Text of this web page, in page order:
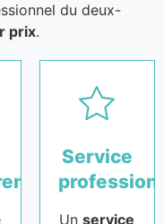
du deux-
prix.
Service
Unservice